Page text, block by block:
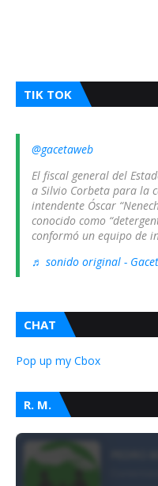
TIK TOK
@gacetaweb
El fiscal general del
a Silvio Corbeta para la
intendente Óscar
conocido como
conformó un equipo de
♬ sonido original -
CHAT
Pop up my Cbox
R. M.